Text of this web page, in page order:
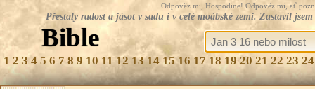
Odpověz mi, Hospodine! Odpověz mi, ať
Přestaly radost a jásot v sadu i v celé moábské zemi. Zastavil
Bible
1 2 3 4 5 6 7 8 9 10 11 12 13 14 15 16 17 18 19 20 21 22 23 24